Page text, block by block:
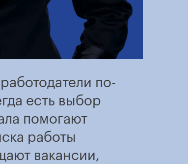
по-
есть выбор
помогают
работы
вакансии,